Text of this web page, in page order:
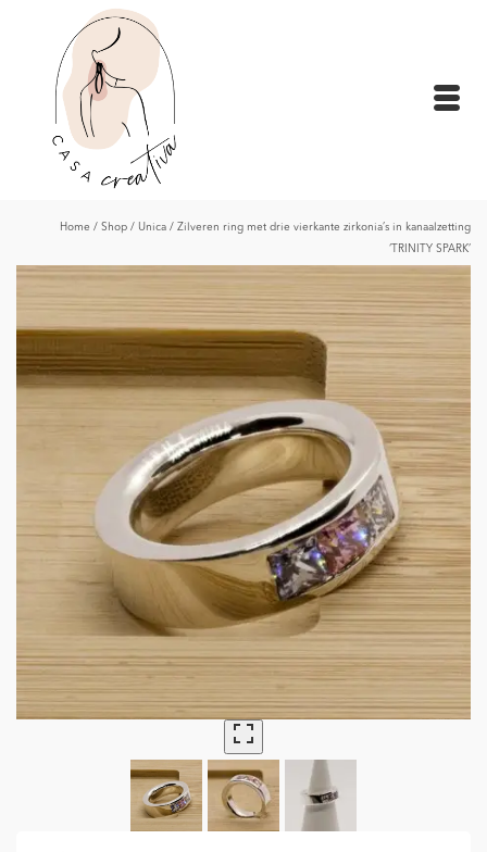
Home / Shop / Unica / Zilveren ring met drie vierkante zirkonia’s in kanaalzetting
‘TRINITY SPARK’